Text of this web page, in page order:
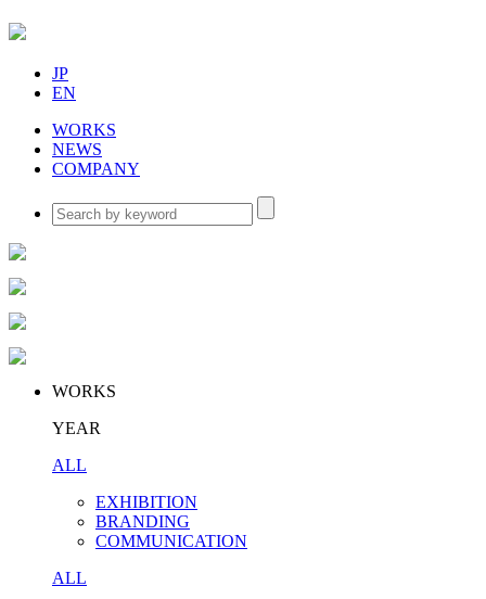
JP
EN
WORKS
NEWS
COMPANY
WORKS
YEAR
ALL
EXHIBITION
BRANDING
COMMUNICATION
ALL